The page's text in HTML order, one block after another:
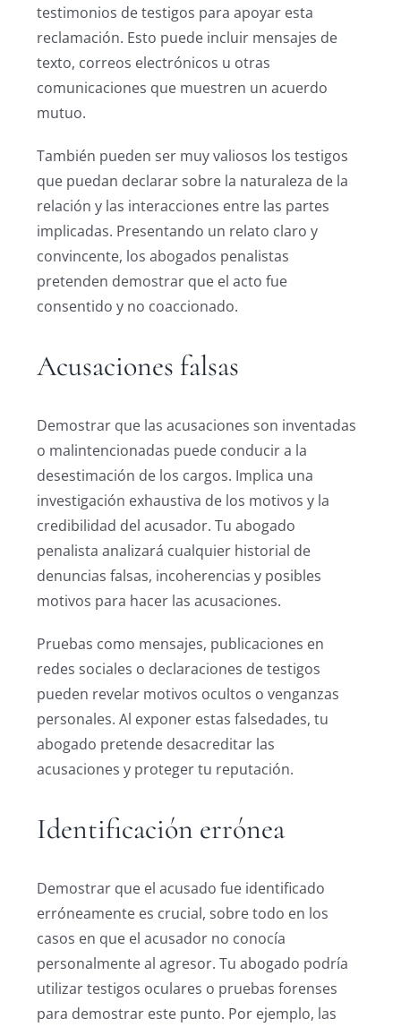
testimonios de testigos para apoyar esta
reclamación. Esto puede incluir mensajes de
texto, correos electrónicos u otras
comunicaciones que muestren un acuerdo
mutuo.
También pueden ser muy valiosos los testigos
que puedan declarar sobre la naturaleza de la
relación y las interacciones entre las partes
implicadas. Presentando un relato claro y
convincente, los abogados penalistas
pretenden demostrar que el acto fue
consentido y no coaccionado.
Acusaciones falsas
Demostrar que las acusaciones son inventadas
o malintencionadas puede conducir a la
desestimación de los cargos. Implica una
investigación exhaustiva de los motivos y la
credibilidad del acusador. Tu abogado
penalista analizará cualquier historial de
denuncias falsas, incoherencias y posibles
motivos para hacer las acusaciones.
Pruebas como mensajes, publicaciones en
redes sociales o declaraciones de testigos
pueden revelar motivos ocultos o venganzas
personales. Al exponer estas falsedades, tu
abogado pretende desacreditar las
acusaciones y proteger tu reputación.
Identificación errónea
Demostrar que el acusado fue identificado
erróneamente es crucial, sobre todo en los
casos en que el acusador no conocía
personalmente al agresor. Tu abogado podría
utilizar testigos oculares o pruebas forenses
para demostrar este punto. Por ejemplo, las